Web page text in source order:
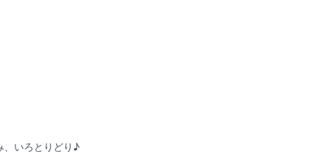
、いろとりどり♪